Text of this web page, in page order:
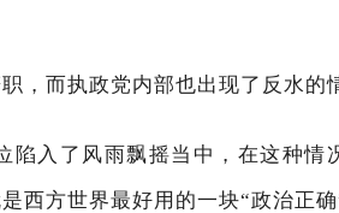
，而执政党内部也出现了反水的
陷入了风雨飘摇当中，在这种
西方世界最好用的一块“政治正确